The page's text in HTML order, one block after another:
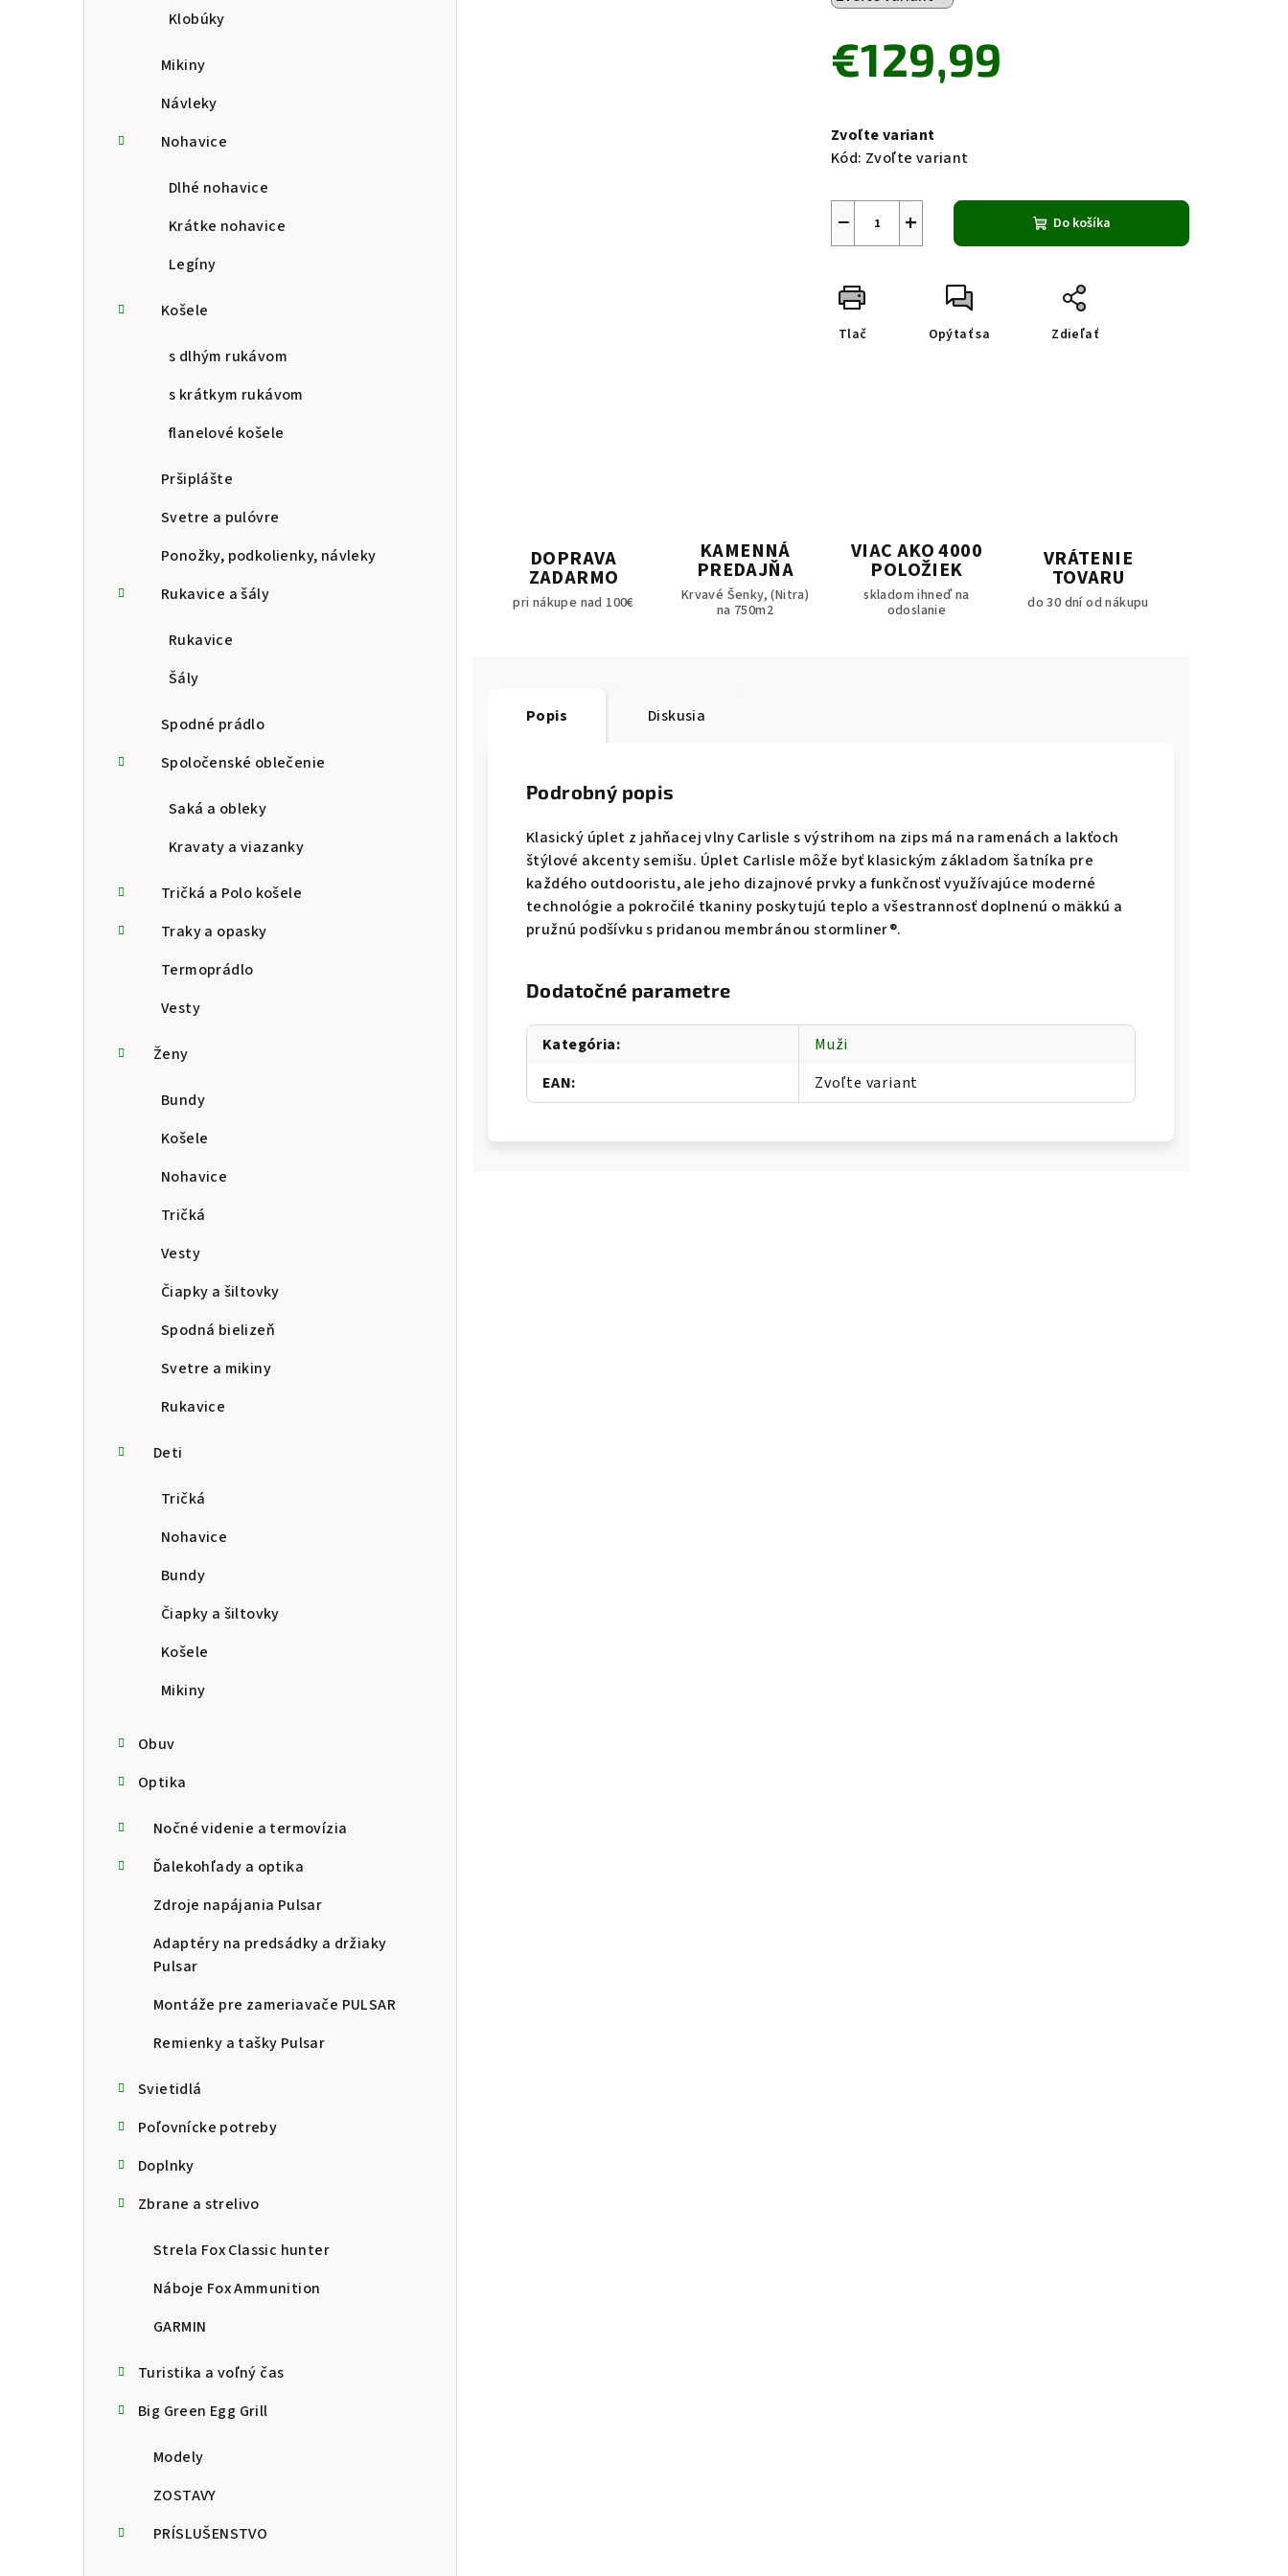
Klobúky
Mikiny
Návleky
Nohavice
Dlhé nohavice
Krátke nohavice
Legíny
Košele
s dlhým rukávom
s krátkym rukávom
flanelové košele
Pršiplášte
Svetre a pulóvre
Ponožky, podkolienky, návleky
Rukavice a šály
Rukavice
Šály
Spodné prádlo
Spoločenské oblečenie
Saká a obleky
Kravaty a viazanky
Tričká a Polo košele
Traky a opasky
Termoprádlo
Vesty
Ženy
Bundy
Košele
Nohavice
Tričká
Vesty
Čiapky a šiltovky
Spodná bielizeň
Svetre a mikiny
Rukavice
Deti
Tričká
Nohavice
Bundy
Čiapky a šiltovky
Košele
Mikiny
Obuv
Optika
Nočné videnie a termovízia
Ďalekohľady a optika
Zdroje napájania Pulsar
Adaptéry na predsádky a držiaky
Pulsar
Montáže pre zameriavače PULSAR
Remienky a tašky Pulsar
Svietidlá
Poľovnícke potreby
Doplnky
Zbrane a strelivo
Strela Fox Classic hunter
Náboje Fox Ammunition
GARMIN
Turistika a voľný čas
Big Green Egg Grill
Modely
ZOSTAVY
PRÍSLUŠENSTVO
€129,99
cena:
Zvoľte variant
Kód: Zvoľte variant
+
− Do košíka
Tlač Opýtať sa Zdieľať
DOPRAVA
ZADARMO
pri nákupe nad 100€
KAMENNÁ
PREDAJŇA
Krvavé Šenky, (Nitra)
na 750m2
VIAC AKO 4000
POLOŽIEK
skladom ihneď na
odoslanie
VRÁTENIE
TOVARU
do 30 dní od nákupu
Popis Diskusia
Podrobný popis
Klasický úplet z jahňacej vlny Carlisle s výstrihom na zips má na ramenách a lakťoch
štýlové akcenty semišu. Úplet Carlisle môže byť klasickým základom šatníka pre
každého outdooristu, ale jeho dizajnové prvky a funkčnosť využívajúce moderné
technológie a pokročilé tkaniny poskytujú teplo a všestrannosť doplnenú o mäkkú a
pružnú podšívku s pridanou membránou stormliner®.
Dodatočné parametre
Kategória:
Muži
EAN: Zvoľte variant